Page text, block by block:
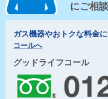
にご相
ガス機器やおトクな料金
コールへ
グッドライフコール